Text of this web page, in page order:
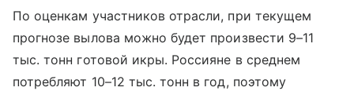
По оценкам участников отрасли, при текущем
прогнозе вылова можно будет произвести 9–11
тыс. тонн готовой икры. Россияне в среднем
потребляют 10–12 тыс. тонн в год, поэтому